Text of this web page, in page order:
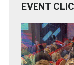
EVENT CLIC